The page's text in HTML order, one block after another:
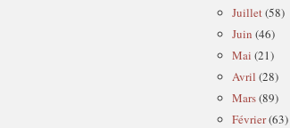
Juillet(58)
Juin (46)
Mai (21)
Avril (28)
Mars(89)
Février(63)